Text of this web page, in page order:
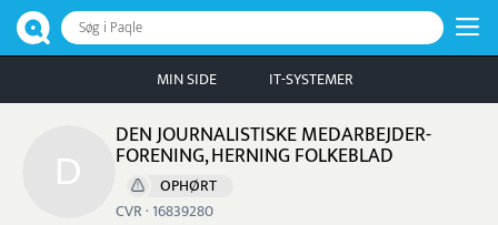
Søg i Paqle
MIN SIDE IT-SYSTEMER
DEN JOURNALISTISKE MEDARBEJDER-
FORENING, HERNING FOLKEBLAD
OPHØRT
CVR · 16839280